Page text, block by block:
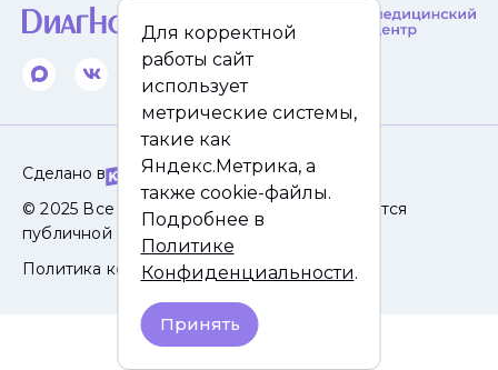
Сделано в
© 2025 Все права защищены. Сайт не является
публичной офертой.
Политика конфиденциальности
Для корректной
работы сайт
использует
метрические системы,
такие как
Яндекс.Метрика, а
также cookie-файлы.
Подробнее в
Политике
Конфиденциальности.
Принять